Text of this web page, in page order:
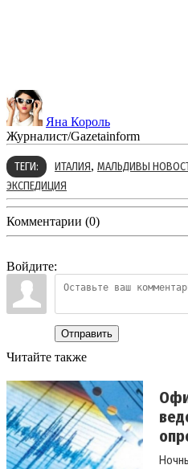
Яна Король
Журналист/Gazetainform
ТЕГИ: ИТАЛИЯ, МАЛЬДИВЫ
ЭКСПЕДИЦИЯ
Комментарии (0)
Войдите:
Отправить
Читайте также